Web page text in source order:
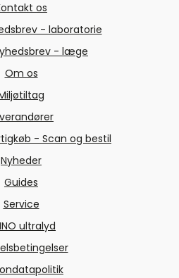
os
- laboratorie
- læge
Om os
- Scan og bestil
Nyheder
Guides
Service
ultralyd